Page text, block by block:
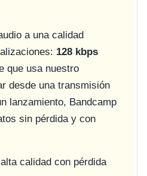
a una calidad
128 kbps
que usa nuestro
desde una transmisión
lanzamiento, Bandcamp
sin pérdida y con
calidad con pérdida